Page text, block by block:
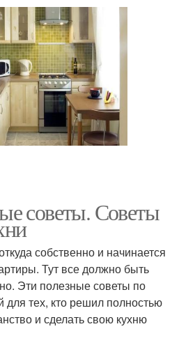
советы. Советы
собственно и начинается
Тут все должно быть
Эти полезные советы по
для тех, кто решил полностью
и сделать свою кухню